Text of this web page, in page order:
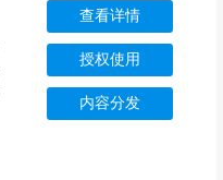
查看详情
授权使用
内容分发